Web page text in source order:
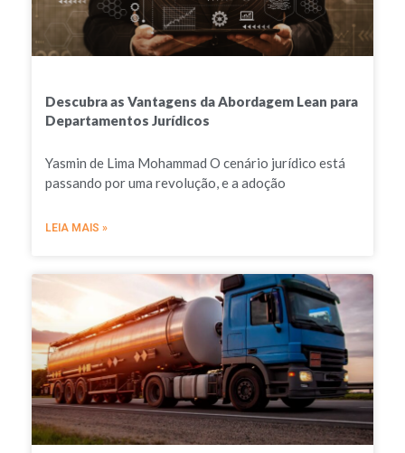
Descubra as Vantagens da Abordagem Lean para
Departamentos Jurídicos
Yasmin de Lima Mohammad O cenário jurídico está
passando por uma revolução, e a adoção
LEIA MAIS »